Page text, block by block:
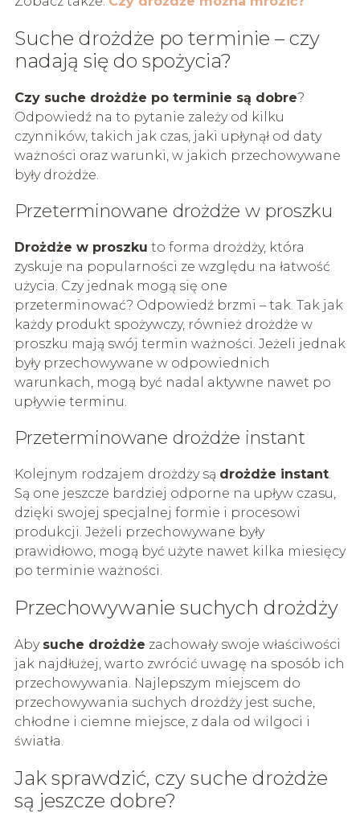
Suche drożdże po terminie – czy
nadają się do spożycia?
Czy suche drożdże po terminie są dobre?
Odpowiedź na to pytanie zależy od kilku
czynników, takich jak czas, jaki upłynął od daty
ważności oraz warunki, w jakich przechowywane
były drożdże.
Przeterminowane drożdże w proszku
Drożdże w proszku to forma drożdży, która
zyskuje na popularności ze względu na łatwość
użycia. Czy jednak mogą się one
przeterminować? Odpowiedź brzmi – tak. Tak jak
każdy produkt spożywczy, również drożdże w
proszku mają swój termin ważności. Jeżeli jednak
były przechowywane w odpowiednich
warunkach, mogą być nadal aktywne nawet po
upływie terminu.
Przeterminowane drożdże instant
Kolejnym rodzajem drożdży są drożdże instant.
Są one jeszcze bardziej odporne na upływ czasu,
dzięki swojej specjalnej formie i procesowi
produkcji. Jeżeli przechowywane były
prawidłowo, mogą być użyte nawet kilka miesięcy
po terminie ważności.
Przechowywanie suchych drożdży
Aby suche drożdże zachowały swoje właściwości
jak najdłużej, warto zwrócić uwagę na sposób ich
przechowywania. Najlepszym miejscem do
przechowywania suchych drożdży jest suche,
chłodne i ciemne miejsce, z dala od wilgoci i
światła.
Jak sprawdzić, czy suche drożdże
są jeszcze dobre?